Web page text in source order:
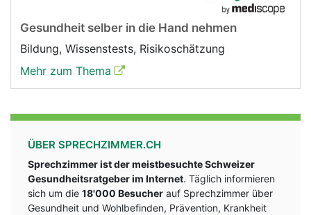
Gesundheit selber in die Hand nehmen
Bildung, Wissenstests, Risikoschätzung
Mehr zum Thema
ÜBER SPRECHZIMMER.CH
Sprechzimmer ist der meistbesuchte Schweizer
Gesundheitsratgeber im Internet. Täglich informieren
sich um die 18'000 Besucher auf Sprechzimmer über
Gesundheit und Wohlbefinden, Prävention, Krankheit